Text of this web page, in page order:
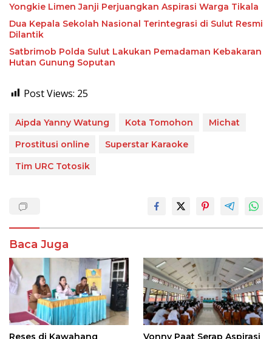
Yongkie Limen Janji Perjuangkan Aspirasi Warga Tikala
Dua Kepala Sekolah Nasional Terintegrasi di Sulut Resmi
Dilantik
Satbrimob Polda Sulut Lakukan Pemadaman Kebakaran
Hutan Gunung Soputan
Post Views: 25
Aipda Yanny Watung Kota Tomohon
Michat
Prostitusi online
Superstar Karaoke
Tim URC Totosik
Baca Juga
Reses di Kawahang Vonny Paat Serap Aspirasi